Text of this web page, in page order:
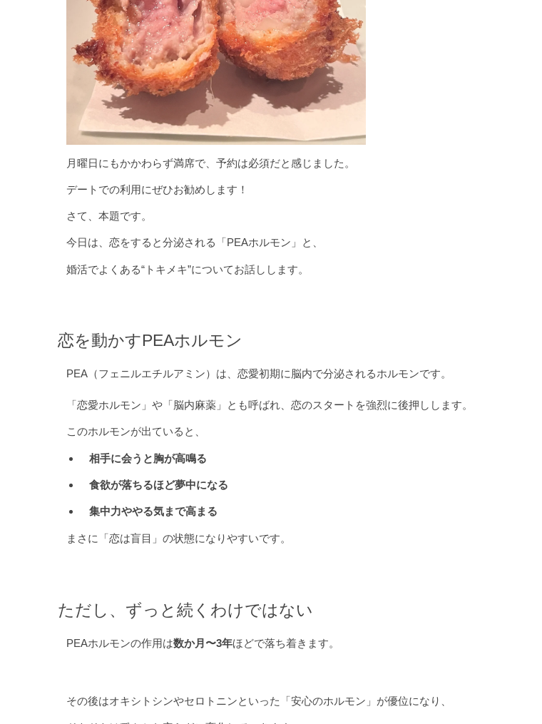
月曜日にもかかわらず満席で、予約は必須だと感じました。
デートでの利用にぜひお勧めします！
さて、本題です。
今日は、恋をすると分泌される「PEAホルモン」と、
婚活でよくある“トキメキ”についてお話しします。
恋を動かすPEAホルモン
PEA（フェニルエチルアミン）は、恋愛初期に脳内で分泌されるホルモンです。
「恋愛ホルモン」や「脳内麻薬」とも呼ばれ、恋のスタートを強烈に後押しします。
このホルモンが出ていると、
相手に会うと胸が高鳴る
食欲が落ちるほど夢中になる
集中力ややる気まで高まる
まさに「恋は盲目」の状態になりやすいです。
ただし、ずっと続くわけではない
PEAホルモンの作用は数か月〜3年ほどで落ち着きます。
その後はオキシトシンやセロトニンといった「安心のホルモン」が優位になり、